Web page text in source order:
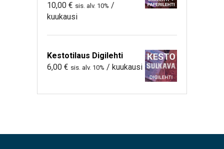
10,00 € sis. alv. 10% /
kuukausi
Kestotilaus Digilehti
6,00 € sis. alv. 10% / kuukausi